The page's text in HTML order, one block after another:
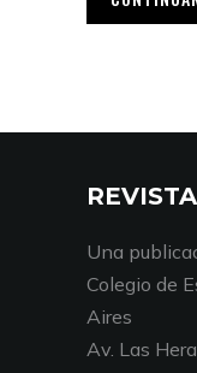
Una
Colegio de
Aires
Av. Las